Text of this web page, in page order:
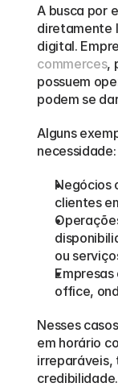
A busca por
diretamente
digital.
commerces,
possuem
podem se
Alguns
necessidade:
Negócios
clientes
ou
office,
Nesses
em horário
irreparáveis,
credibilidade.